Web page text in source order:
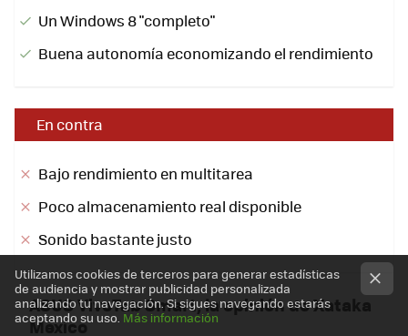
Un Windows 8 "completo"
Buena autonomía economizando el rendimiento
En contra
Bajo rendimiento en multitarea
Poco almacenamiento real disponible
Sonido bastante justo
ASUS VivoTab Smart, la opinión de Xataka
México
Utilizamos cookies de terceros para generar estadísticas
de audiencia y mostrar publicidad personalizada
analizando tu navegación. Si sigues navegando estarás
aceptando su uso. Más información